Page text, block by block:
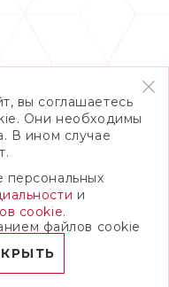
конфиденциальности
САЙТА
вы соглашаетесь
Они необходимы
В ином случае
персональных
и
cookie.
файлов cookie